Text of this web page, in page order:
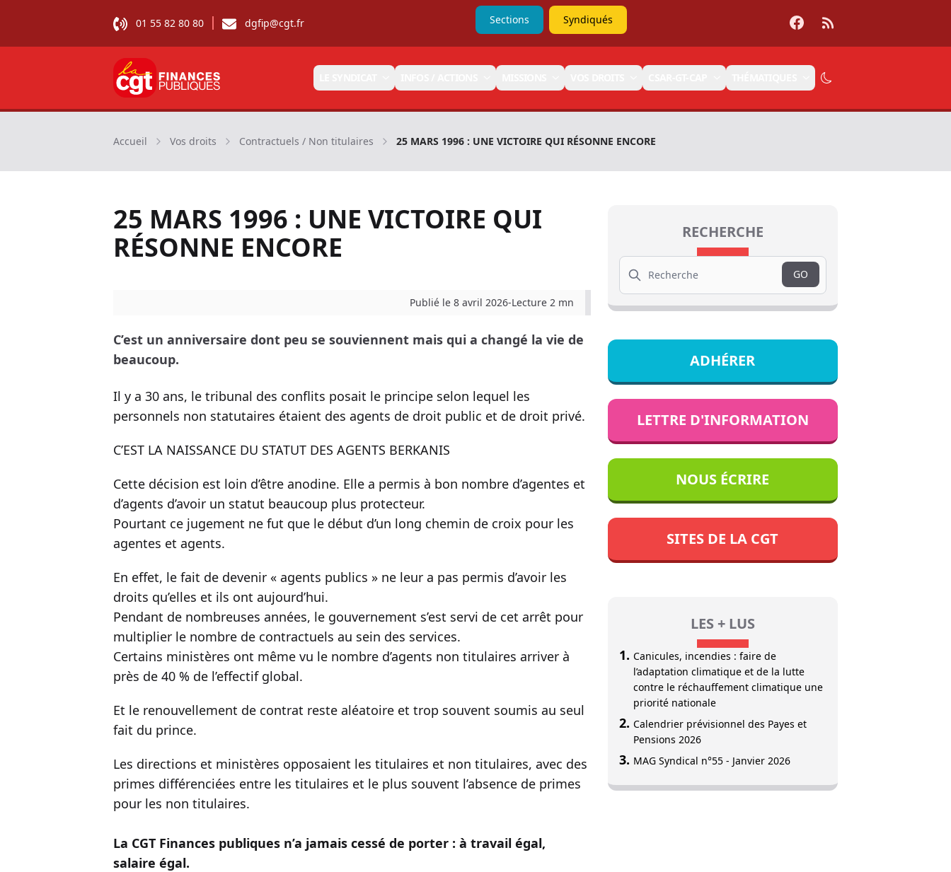
01 55 82 80 80 dgfip@cgt.fr Sections Syndiqués Facebook
RSS
CGT Finances publiques
Accueil Vos droits Contractuels / Non titulaires 25 MARS 1996 : UNE VICTOIRE QUI RÉSONNE ENCORE
25 MARS 1996 : UNE VICTOIRE QUI
RÉSONNE ENCORE
Publié le 8 avril 2026-Lecture 2 mn
C’est un anniversaire dont peu se souviennent mais qui a changé la vie de
beaucoup.
Il y a 30 ans, le tribunal des conflits posait le principe selon lequel les
personnels non statutaires étaient des agents de droit public et de droit privé.
C’EST LA NAISSANCE DU STATUT DES AGENTS BERKANIS
Cette décision est loin d’être anodine. Elle a permis à bon nombre d’agentes et
d’agents d’avoir un statut beaucoup plus protecteur.
Pourtant ce jugement ne fut que le début d’un long chemin de croix pour les
agentes et agents.
En effet, le fait de devenir « agents publics » ne leur a pas permis d’avoir les
droits qu’elles et ils ont aujourd’hui.
Pendant de nombreuses années, le gouvernement s’est servi de cet arrêt pour
multiplier le nombre de contractuels au sein des services.
Certains ministères ont même vu le nombre d’agents non titulaires arriver à
près de 40 % de l’effectif global.
Et le renouvellement de contrat reste aléatoire et trop souvent soumis au seul
fait du prince.
Les directions et ministères opposaient les titulaires et non titulaires, avec des
primes différenciées entre les titulaires et le plus souvent l’absence de primes
pour les non titulaires.
La CGT Finances publiques n’a jamais cessé de porter : à travail égal,
salaire égal.
RECHERCHE
Search
GO
ADHÉRER
LETTRE D'INFORMATION
NOUS ÉCRIRE
SITES DE LA CGT
LES + LUS
Canicules, incendies : faire de
l’adaptation climatique et de la lutte
contre le réchauffement climatique une
priorité nationale
Calendrier prévisionnel des Payes et
Pensions 2026
MAG Syndical n°55 - Janvier 2026